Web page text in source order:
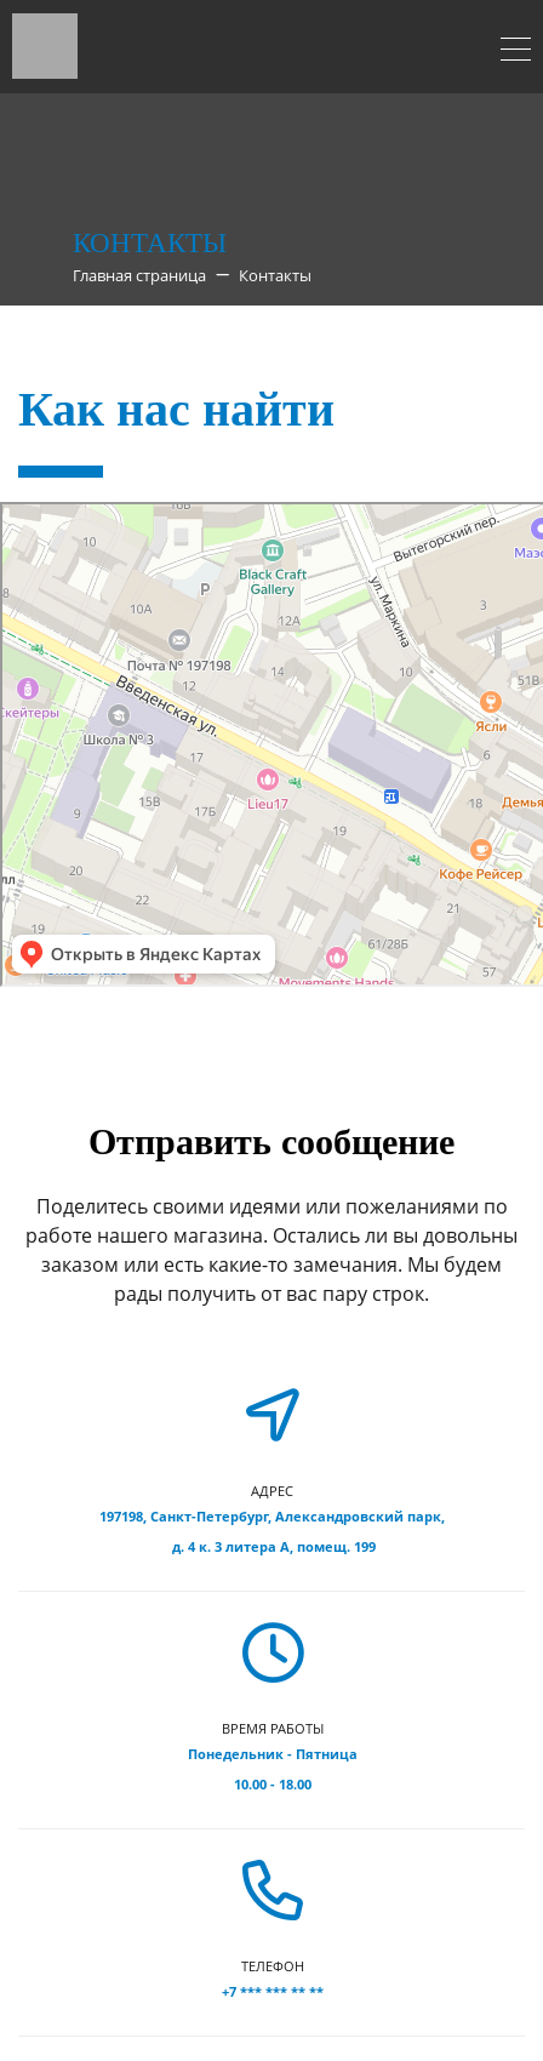
КОНТАКТЫ
Главная страница Контакты
Как нас найти
Санкт‑Петербург
Александровский парк, 4к3 — Яндекс Карты
Отправить сообщение
Поделитесь своими идеями или пожеланиями по
работе нашего магазина. Остались ли вы довольны
заказом или есть какие-то замечания. Мы будем
рады получить от вас пару строк.
АДРЕС
197198, Санкт-Петербург, Александровский парк,
д. 4 к. 3 литера А, помещ. 199
ВРЕМЯ РАБОТЫ
Понедельник - Пятница
10.00 - 18.00
ТЕЛЕФОН
+7 *** *** ** **